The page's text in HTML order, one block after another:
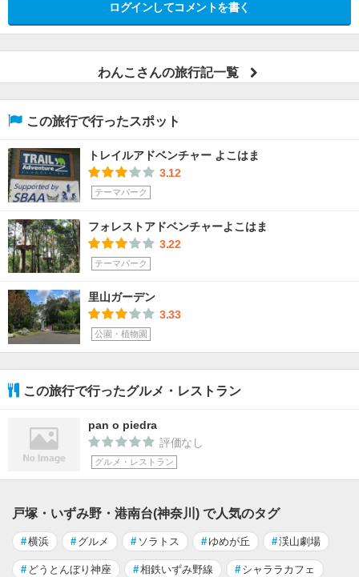
ログインしてコメントを書く
わんこさんの旅行記一覧
この旅行で行ったスポット
トレイルアドベンチャー よこはま
3.12
テーマパーク
フォレストアドベンチャーよこはま
3.22
テーマパーク
里山ガーデン
3.33
公園・植物園
この旅行で行ったグルメ・レストラン
pan o piedra
評価なし
グルメ・レストラン
戸塚・いずみ野・港南台(神奈川) で人気のタグ
#横浜 # グルメ # ソラトス #ゆめが丘 #渓山劇場
# どうとんぼり神座 #相鉄いずみ野線 # シャララカフェ